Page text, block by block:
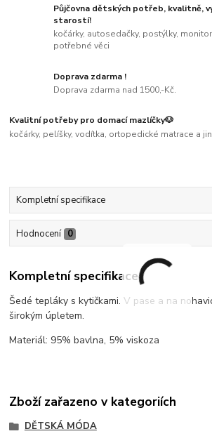
Půjčovna dětských potřeb, kvalitně,
starostí!
kočárky, autosedačky, postýlky,
potřebné věci
Doprava zdarma !
Doprava zdarma nad 1500,-Kč.
Kvalitní potřeby pro domací mazlíčky🐶
kočárky, pelíšky, vodítka, ortopedické matrace a
Kompletní specifikace
Hodnocení 0
Kompletní specifikace
Šedé tepláky s kytičkami. V pase a na
širokým úpletem.
Materiál: 95% bavlna, 5% viskoza
Zboží zařazeno v kategoriích
DĚTSKÁ MÓDA